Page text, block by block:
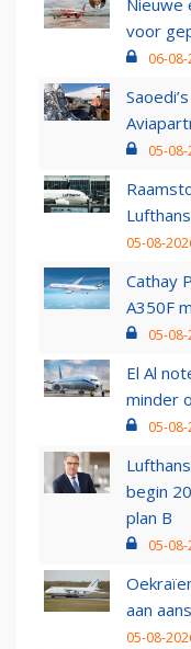
Nieuwe
voor
06-
05-
05-08-
Cathay
A350F
05-
El Al
minder
05-
begin
plan B
05-
aan
05-08-